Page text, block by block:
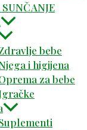
bebe
i higijena
za bebe